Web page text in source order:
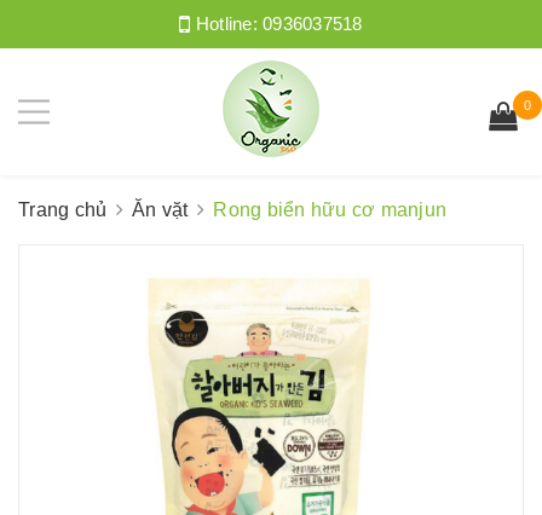
Hotline:0936037518
0
Trang chủ Ăn vặt Rong biển hữu cơ manjun